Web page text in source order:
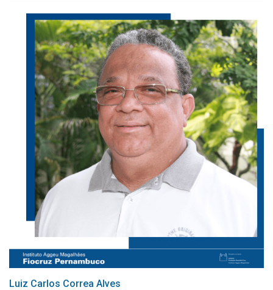
Luiz Carlos Correa Alves